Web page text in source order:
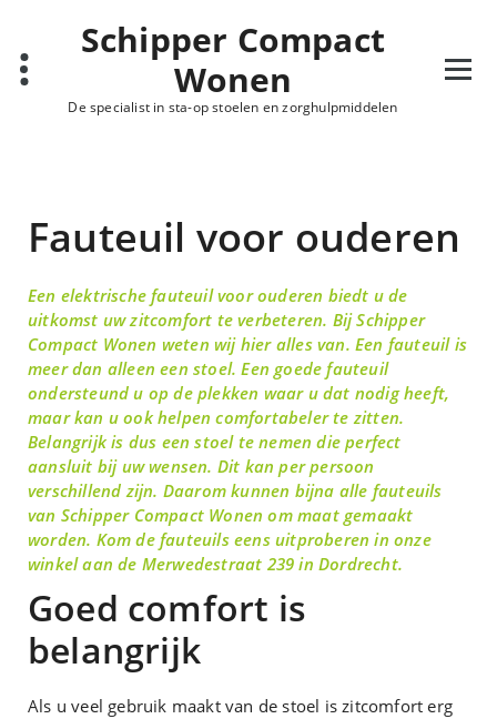
Schipper Compact
Wonen
De specialist in sta-op stoelen en zorghulpmiddelen
Fauteuil voor ouderen
Een elektrische fauteuil voor ouderen biedt u de
uitkomst uw zitcomfort te verbeteren. Bij Schipper
Compact Wonen weten wij hier alles van. Een fauteuil is
meer dan alleen een stoel. Een goede fauteuil
ondersteund u op de plekken waar u dat nodig heeft,
maar kan u ook helpen comfortabeler te zitten.
Belangrijk is dus een stoel te nemen die perfect
aansluit bij uw wensen. Dit kan per persoon
verschillend zijn. Daarom kunnen bijna alle fauteuils
van Schipper Compact Wonen om maat gemaakt
worden. Kom de fauteuils eens uitproberen in onze
winkel aan de Merwedestraat 239 in Dordrecht.
Goed comfort is
belangrijk
Als u veel gebruik maakt van de stoel is zitcomfort erg